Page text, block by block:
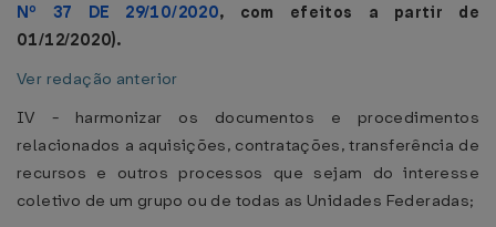
Nº 37 DE 29/10/2020, com efeitos a partir de
01/12/2020).
Ver redação anterior
IV - harmonizar os documentos e procedimentos
relacionados a aquisições, contratações, transferência de
recursos e outros processos que sejam do interesse
coletivo de um grupo ou de todas as Unidades Federadas;